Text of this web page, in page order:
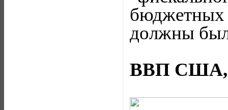
должны
ВВП США,